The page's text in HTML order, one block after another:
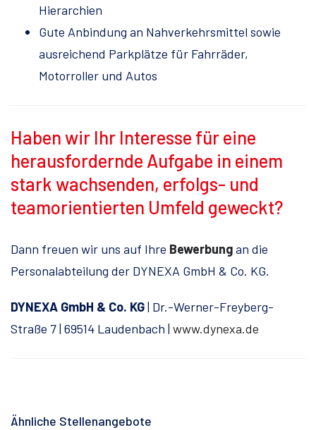
Hierarchien
Gute Anbindung an Nahverkehrsmittel sowie
ausreichend Parkplätze für Fahrräder,
Motorroller und Autos
Haben wir Ihr Interesse für eine
herausfordernde Aufgabe in einem
stark wachsenden, erfolgs- und
teamorientierten Umfeld geweckt?
Dann freuen wir uns auf Ihre Bewerbungan die
Personalabteilung der DYNEXA GmbH & Co. KG.
DYNEXA GmbH & Co. KG| Dr.-Werner-Freyberg-
Straße 7 | 69514 Laudenbach | www.dynexa.de
Ähnliche Stellenangebote